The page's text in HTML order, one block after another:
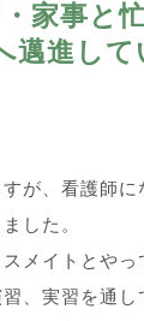
家事と
邁進して
が、看護師に
した。
メイトとやっ
、実習を通